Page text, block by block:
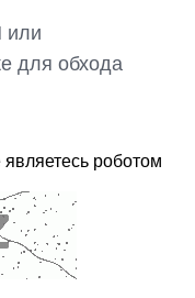
или
для обхода
роботом